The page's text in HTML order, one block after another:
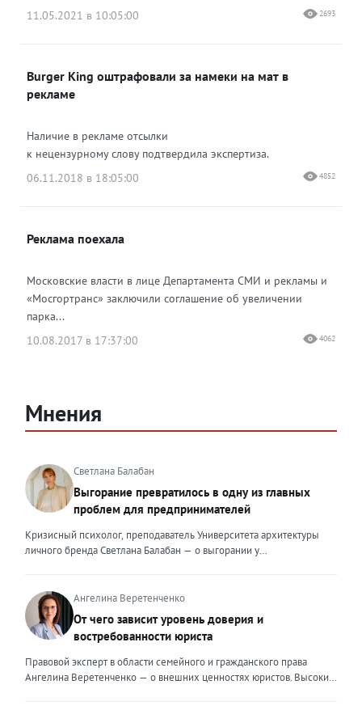
11.05.2021 в 10:05:00
2693
Burger King оштрафовали за намеки на мат в
рекламе
Наличие в рекламе отсылки
к нецензурному слову подтвердила экспертиза.
06.11.2018 в 18:05:00
4852
Реклама поехала
Московские власти в лице Департамента СМИ и рекламы и
«Мосгортранс» заключили соглашение об увеличении
парка...
10.08.2017 в 17:37:00
4062
Мнения
Светлана Балабан
Выгорание превратилось в одну из главных
проблем для предпринимателей
Кризисный психолог, преподаватель Университета архитектуры
личного бренда Светлана Балабан — о выгорании у
проблемой, однако выгорание у предпринимателей заметно
отличается от выгорания у наёмных сотрудников. Наёмный
сотрудник может уйти на больничный или в отпуск, пожаловаться
на что-то начальству или сменить работу. Предприниматель — сам
себе начальник и основа системы. Если он устаёт, бизнес не встанет
на паузу, а просто начнёт разваливаться. У предпринимателей
Ангелина Веретенченко
От чего зависит уровень доверия и
востребованности юриста
Правовой эксперт в области семейного и гражданского права
Ангелина Веретенченко — о внешних ценностях юристов. Высокий